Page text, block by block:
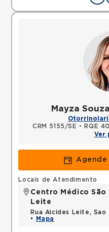
Mayza
CRM 5155/SE •
RQE
Ver
Agende
Locais de Atendimento
Centro Médico São
Leite
Rua Alcides Leite, Sao
•
Mapa